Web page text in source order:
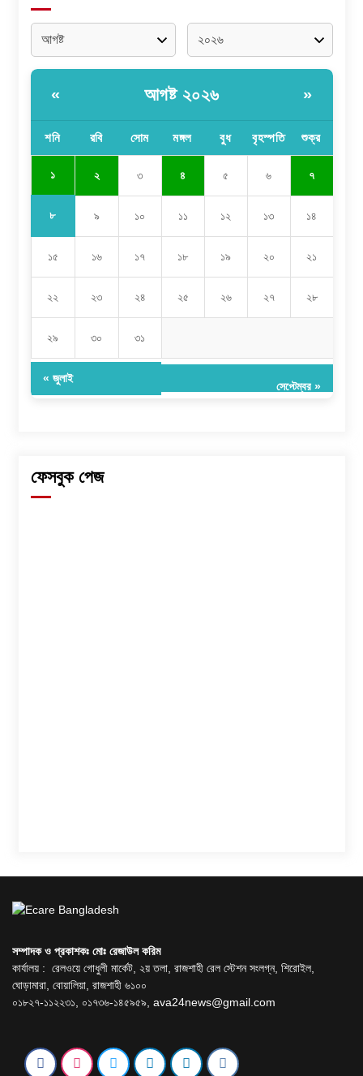
« আগষ্ট ২০২৬ »
শনি রবি সোম মঙ্গল বুধ বৃহস্পতি শুক্র
১ ২ ৩ ৪ ৫ ৬ ৭
৮ ৯ ১০ ১১ ১২ ১৩ ১৪
১৫ ১৬ ১৭ ১৮ ১৯ ২০ ২১
২২ ২৩ ২৪ ২৫ ২৬ ২৭ ২৮
২৯ ৩০ ৩১
« জুলাই
সেপ্টেম্বর »
ফেসবুক পেজ
সম্পাদক ও প্রকাশকঃ মোঃ রেজাউল করিম
কার্যালয় : রেলওয়ে গোধুলী মার্কেট, ২য় তলা, রাজশাহী রেল স্টেশন সংলগ্ন, শিরোইল,
ঘোড়ামারা, বোয়ালিয়া, রাজশাহী ৬১০০
০১৮২৭-১১২২৩১, ০১৭৩৬-১৪৫৯৫৯, ava24news@gmail.com